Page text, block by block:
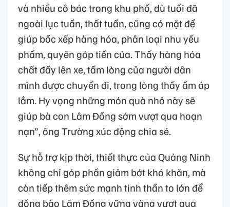
và nhiều cô bác trong khu phố, dù tuổi đã
ngoài lục tuần, thất tuần, cũng có mặt để
giúp bốc xếp hàng hóa, phân loại nhu yếu
phẩm, quyên góp tiền của. Thấy hàng hóa
chất đầy lên xe, tấm lòng của người dân
mình được chuyển đi, trong lòng thấy ấm áp
lắm. Hy vọng những món quà nhỏ này sẽ
giúp bà con Lâm Đồng sớm vượt qua hoạn
nạn”, ông Trường xúc động chia sẻ.
Sự hỗ trợ kịp thời, thiết thực của Quảng Ninh
không chỉ góp phần giảm bớt khó khăn, mà
còn tiếp thêm sức mạnh tinh thần to lớn để
đồng bào Lâm Đồng vững vàng vượt qua